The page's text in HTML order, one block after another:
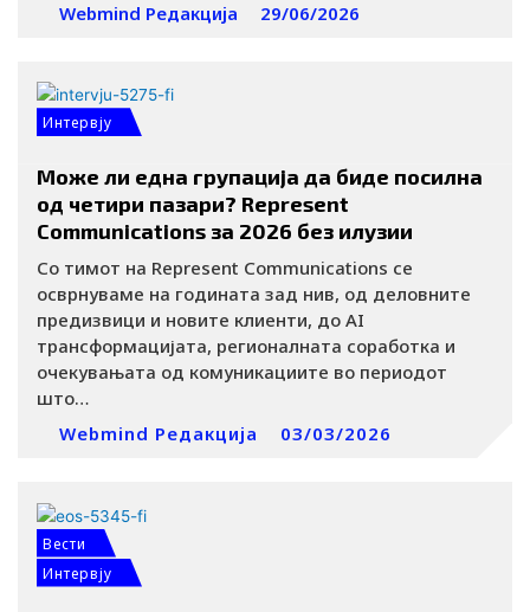
Webmind Редакција
29/06/2026
Интервју
Може ли една групација да биде посилна
од четири пазари? Represent
Communications за 2026 без илузии
Со тимот на Represent Communications се
осврнуваме на годината зад нив, од деловните
предизвици и новите клиенти, до AI
трансформацијата, регионалната соработка и
очекувањата од комуникациите во периодот
што…
Webmind Редакција
03/03/2026
Вести
Интервју